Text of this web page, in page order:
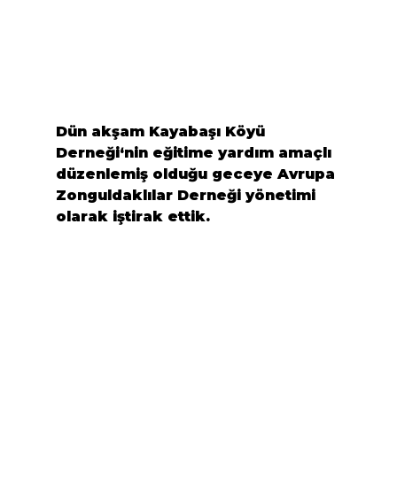
Dün akşam Kayabaşı Köyü
Derneği‘nin eğitime yardım amaçlı
düzenlemiş olduğu geceye Avrupa
Zonguldaklılar Derneği yönetimi
olarak iştirak ettik.